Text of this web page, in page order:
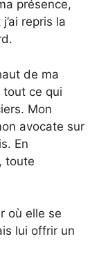
présence,
repris la
de ma
ce qui
Mon
avocate sur
En
toute
où elle se
lui offrir un